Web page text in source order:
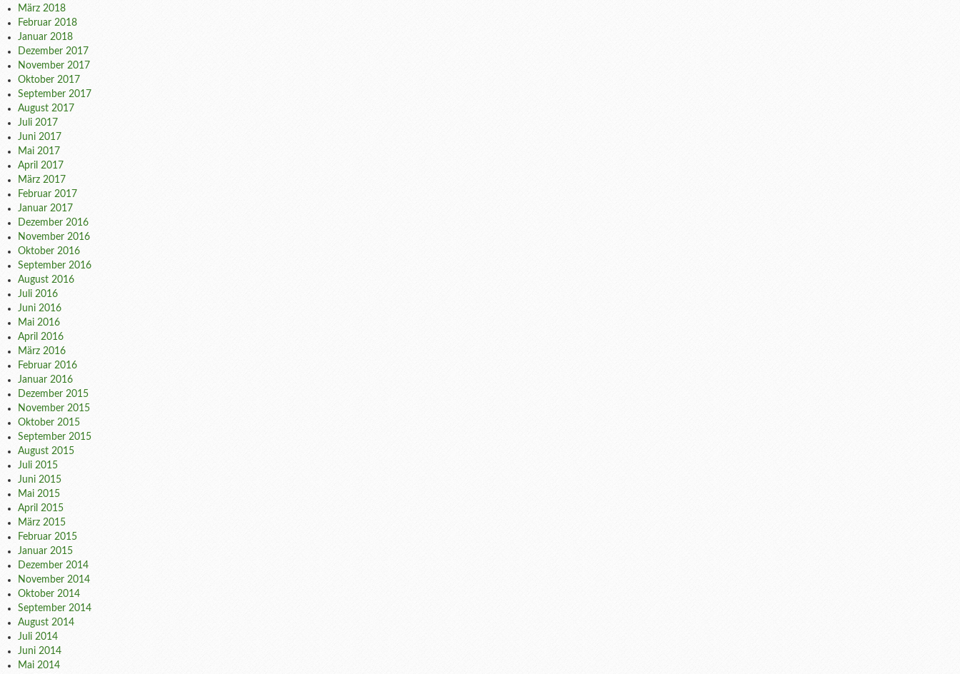
März 2018
Februar 2018
Januar 2018
Dezember 2017
November 2017
Oktober 2017
September 2017
August 2017
Juli 2017
Juni 2017
Mai 2017
April 2017
März 2017
Februar 2017
Januar 2017
Dezember 2016
November 2016
Oktober 2016
September 2016
August 2016
Juli 2016
Juni 2016
Mai 2016
April 2016
März 2016
Februar 2016
Januar 2016
Dezember 2015
November 2015
Oktober 2015
September 2015
August 2015
Juli 2015
Juni 2015
Mai 2015
April 2015
März 2015
Februar 2015
Januar 2015
Dezember 2014
November 2014
Oktober 2014
September 2014
August 2014
Juli 2014
Juni 2014
Mai 2014